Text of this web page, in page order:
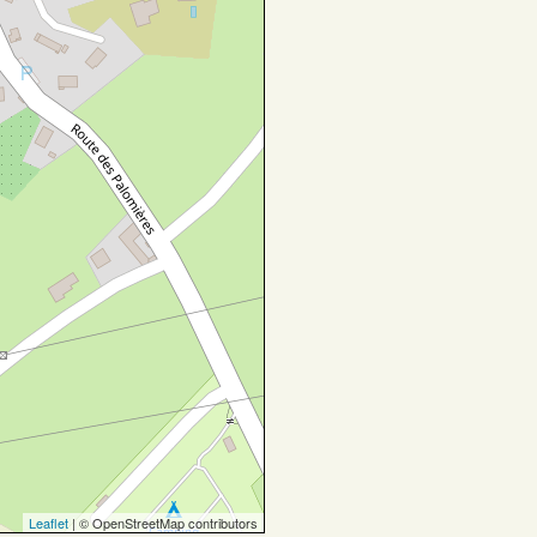
Leaflet| © OpenStreetMap contributors